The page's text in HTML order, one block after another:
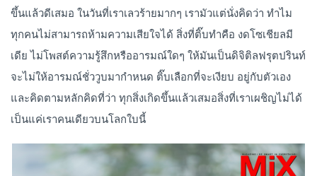
ขึ้นแล้วดีเสมอ ในวันที่เราเลวร้ายมากๆ เรามัวแต่นั่งคิดว่า ทำไม
ทุกคนไม่สามารถห้ามความเสียใจได้ สิ่งที่ติ๊บทำคือ งดโซเชียลมี
เดีย ไม่โพสต์ความรู้สึกหรืออารมณ์ใดๆ ให้มันเป็นดิจิติลฟรุตปรินท์
จะไม่ให้อารมณ์ชั่ววูบมากำหนด ติ๊บเลือกที่จะเงียบ อยู่กับตัวเอง
และคิดตามหลักคิดที่ว่า ทุกสิ่งเกิดขึ้นแล้วเสมอสิ่งที่เราเผชิญไม่ได้
เป็นแค่เราคนเดียวบนโลกใบนี้